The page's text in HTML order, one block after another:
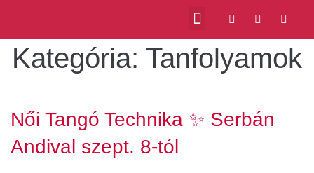
Kategória: Tanfolyamok
Női Tangó Technika ✨ Serbán
Andival szept. 8-tól